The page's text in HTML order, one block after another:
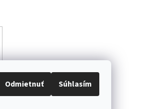
Odmietnuť Súhlasím